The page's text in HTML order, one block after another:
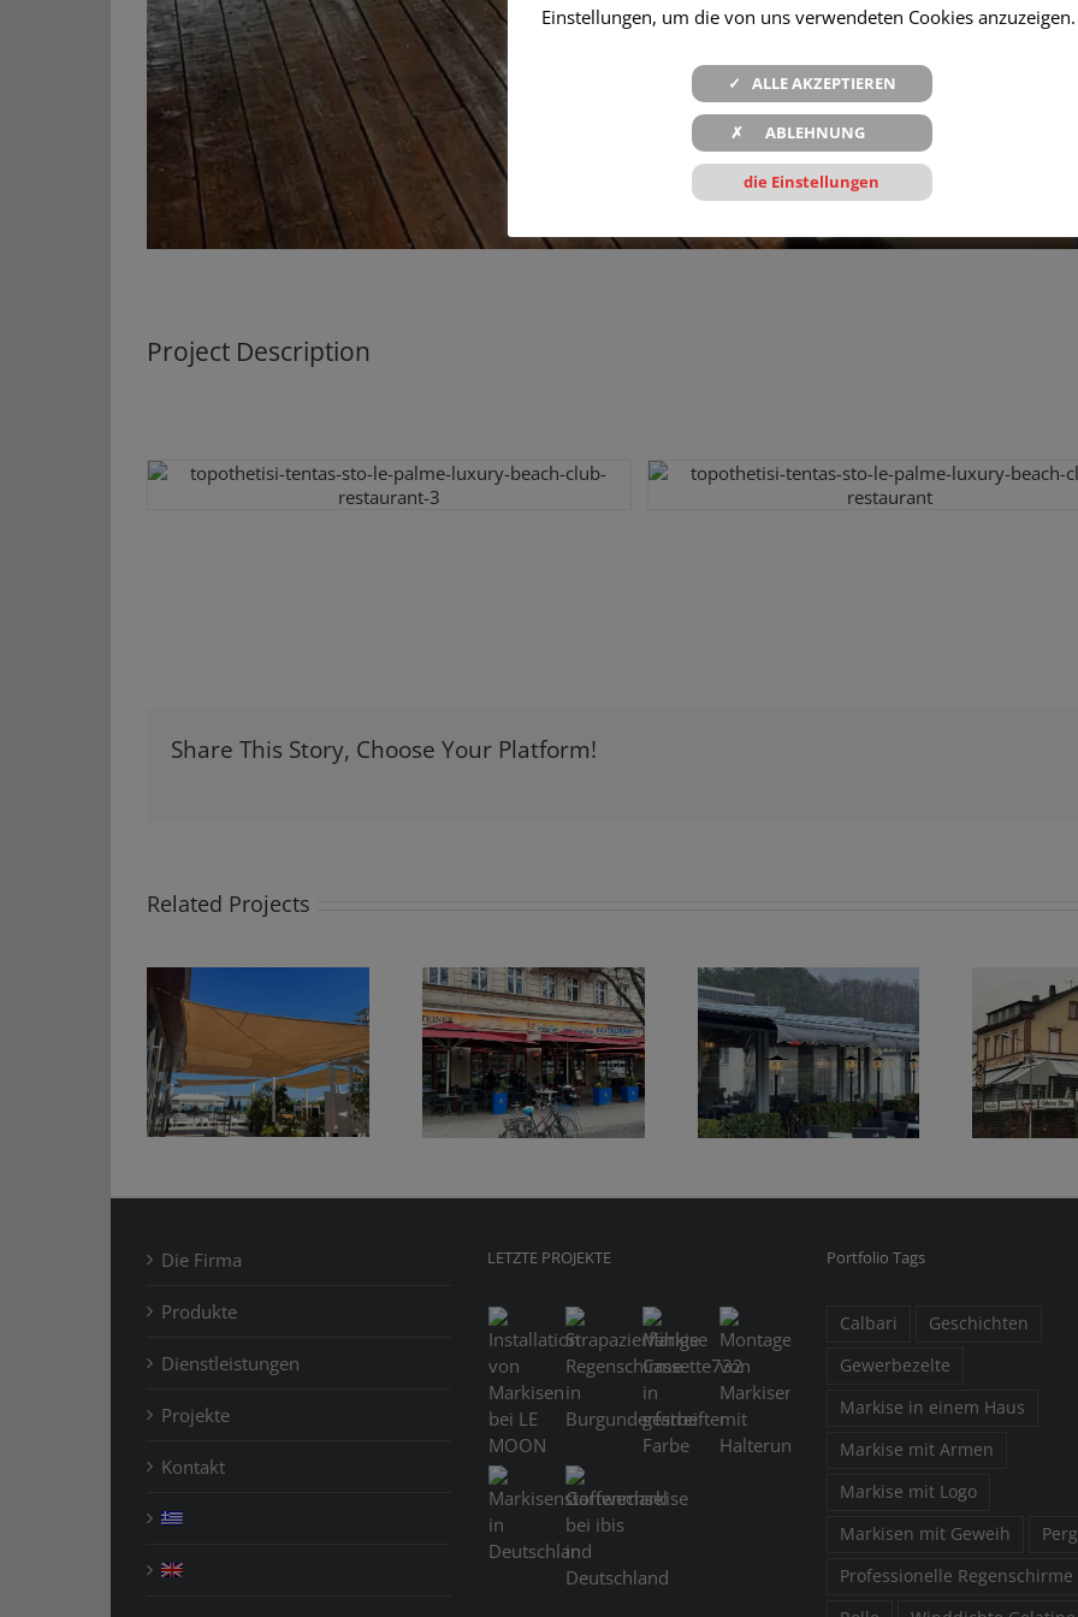
Project Description
Share This Story, Choose Your Platform!
Related Projects
Strapazierfähige
Regenschirme
in
Burgunderfarbe
Montage von
Markisen mit
Halterungen
Markisenstoffwechsel
in Deutschland
Die Firma
Produkte
Dienstleistungen
Projekte
Kontakt
LETZTE PROJEKTE Portfolio Tags
Calbari
Geschichten
Gewerbezelte
Markise in einem Haus
Markise mit Armen
Markise mit Logo
Markisen mit Geweih
Professionelle Regenschirme
Einstellungen, um die von uns verwendeten Cookies anzuzeigen.
die Einstellungen
✓ ALLE AKZEPTIEREN
✗ ABLEHNUNG